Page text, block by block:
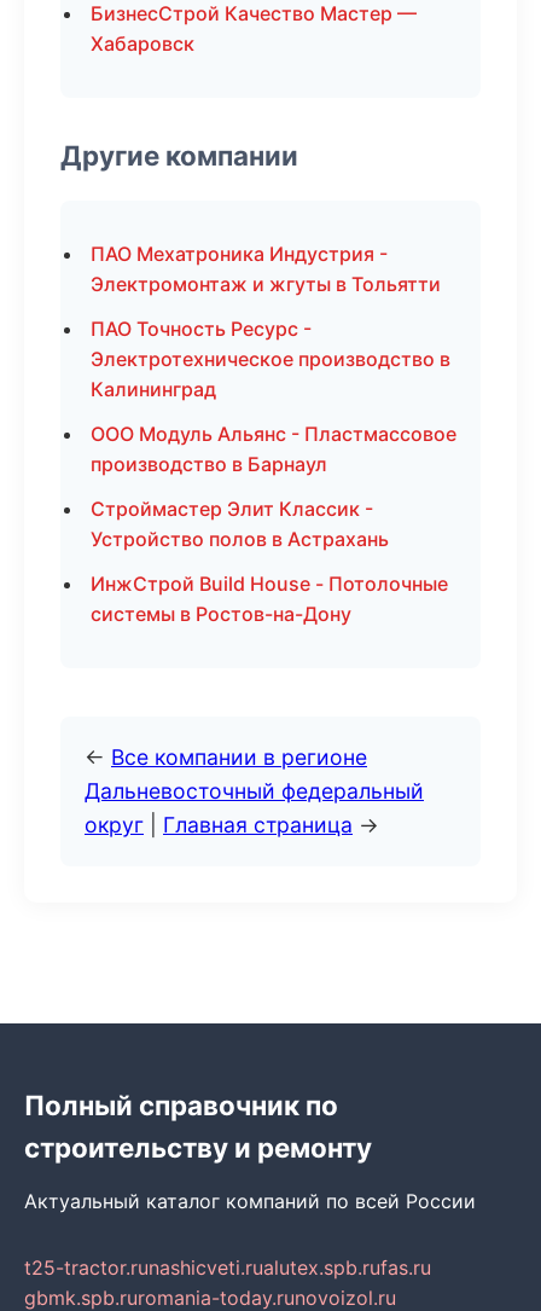
БизнесСтрой Качество Мастер —
Хабаровск
Другие компании
ПАО Мехатроника Индустрия -
Электромонтаж и жгуты в Тольятти
ПАО Точность Ресурс -
Электротехническое производство в
Калининград
ООО Модуль Альянс - Пластмассовое
производство в Барнаул
Строймастер Элит Классик -
Устройство полов в Астрахань
ИнжСтрой Build House - Потолочные
системы в Ростов-на-Дону
← Все компании в регионе
Дальневосточный федеральный
округ
Главная страница →
Полный справочник по
строительству и ремонту
Актуальный каталог компаний по всей России
t25-tractor.runashicveti.rualutex.spb.rufas.ru
gbmk.spb.ruromania-today.runovoizol.ru